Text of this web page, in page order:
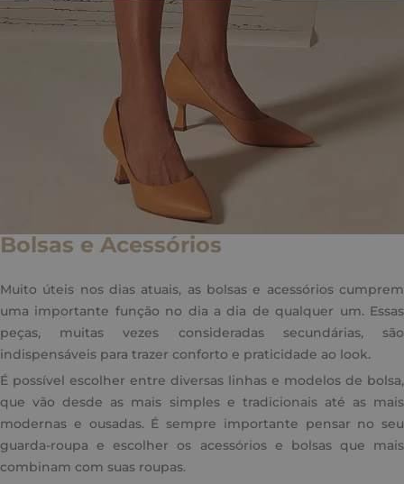
Bolsas e Acessórios
Muito úteis nos dias atuais, as bolsas e acessórios cumprem
uma importante função no dia a dia de qualquer um. Essas
peças, muitas vezes consideradas secundárias, são
indispensáveis para trazer conforto e praticidade ao look.
É possível escolher entre diversas linhas e modelos de bolsa,
que vão desde as mais simples e tradicionais até as mais
modernas e ousadas. É sempre importante pensar no seu
guarda-roupa e escolher os acessórios e bolsas que mais
combinam com suas roupas.